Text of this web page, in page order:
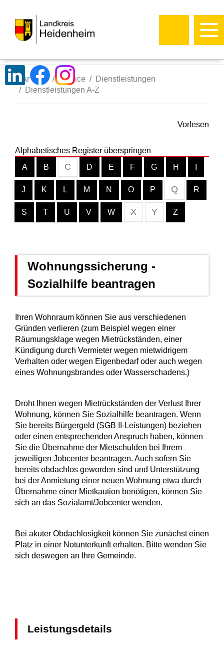
Startseite Service
Dienstleistungen
Dienstleistungen A-Z
Vorlesen
Alphabetisches Register überspringen
A
B C D E F G H
J K L M N O P Q R
S T U V W X Y Z
Wohnungssicherung -
Sozialhilfe beantragen
Ihren Wohnraum können Sie aus verschiedenen
Gründen verlieren (zum Beispiel wegen einer
Räumungsklage wegen Mietrückständen, einer
Kündigung durch Vermieter wegen mietwidrigem
Verhalten oder wegen Eigenbedarf oder auch wegen
eines Wohnungsbrandes oder Wasserschadens.)
Droht Ihnen wegen Mietrückständen der Verlust Ihrer
Wohnung, können Sie Sozialhilfe beantragen. Wenn
Sie bereits Bürgergeld (SGB II-Leistungen) beziehen
oder einen entsprechenden Anspruch haben, können
Sie die Übernahme der Mietschulden bei Ihrem
jeweiligen Jobcenter beantragen. Auch sofern Sie
bereits obdachlos geworden sind und Unterstützung
bei der Anmietung einer neuen Wohnung etwa durch
Übernahme einer Mietkaution benötigen, können Sie
sich an das Sozialamt/Jobcenter wenden.
Bei akuter Obdachlosigkeit können Sie zunächst einen
Platz in einer Notunterkunft erhalten. Bitte wenden Sie
sich deswegen an Ihre Gemeinde.
Leistungsdetails